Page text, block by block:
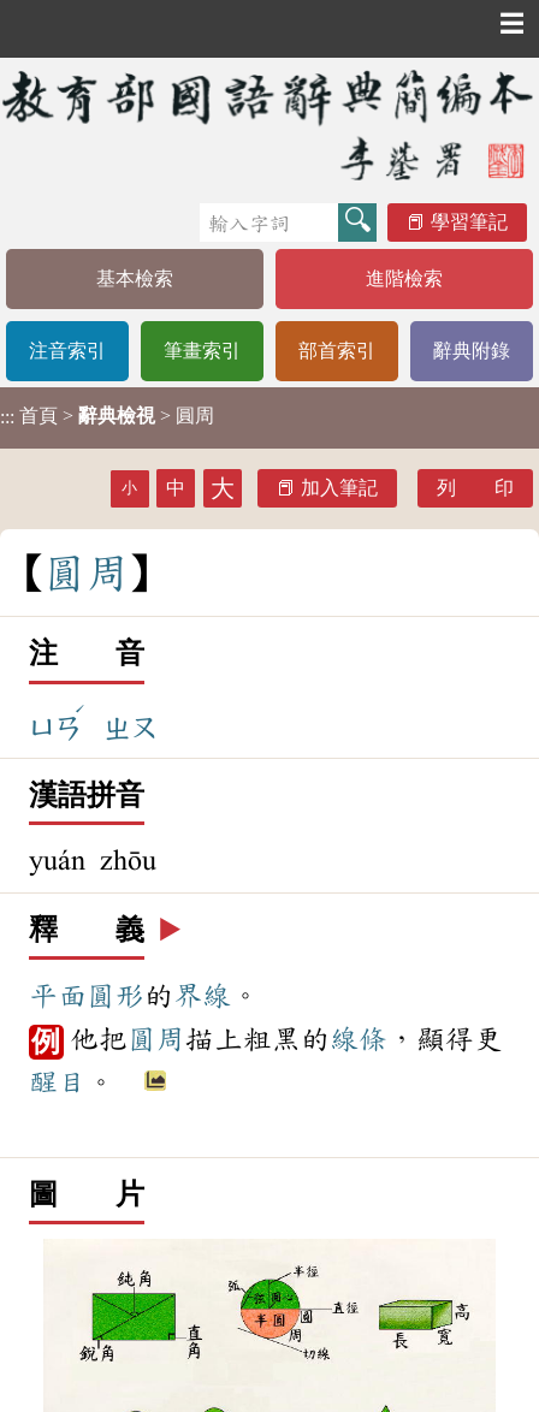
☰
學習筆記
基本檢索 進階檢索
注音索引 筆畫索引 部首索引 辭典附錄
::: 首頁 > 辭典檢視 > 圓周
小 中 大 加入筆記 列 印
圓 周
注 音
ㄩㄢ
ˊ
ㄓㄡ
漢語拼音
yuán zhōu
釋 義 ▶️
平面 圓形 的 界線 。
例 他把 圓周描上粗黑的 線條 ，顯得更
醒目
。
圖 片